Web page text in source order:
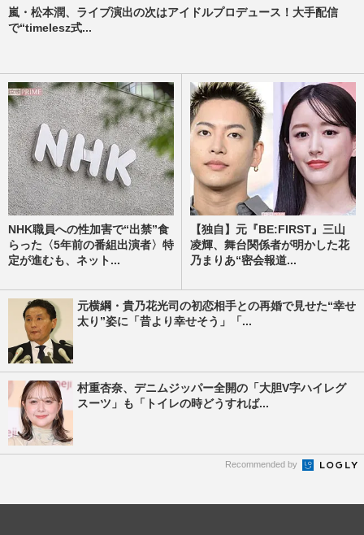
嵐・松本潤、ライブ演出の次はアイドルプロデュース！大手配信
で“timelesz式...
NHK職員への性加害で“出禁”食
らった〈5年前の番組出演者〉特
定が進むも、ネット...
【独自】元『BE:FIRST』三山
凌輝、舞台関係者が明かした花
乃まりあ“密会報道...
元横綱・貴乃花光司の初恋相手との再婚で見せた“幸せ
太り”姿に「昔より幸せそう」「...
村重杏奈、デニムジッパー全開の「大胆V字ハイレグ
スーツ」も「トイレの時どうすれば...
Recommended by